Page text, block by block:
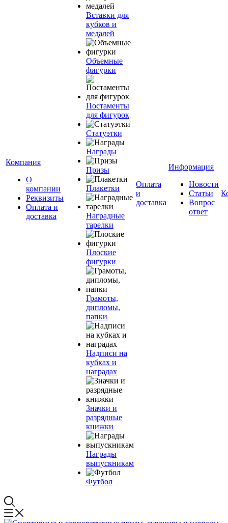
Компания
О
компании
Реквизиты
Оплата и
доставка
Вставки для
кубков и
медалей
Объемные
фигурки
Постаменты
для фигурок
Статуэтки
Награды
Призы
Плакетки
Наградные
тарелки
Плоские
фигурки
Грамоты,
дипломы,
папки
Надписи на
кубках и
наградах
Значки и
разрядные
книжки
Награды
выпускникам
Футбол
Оплата
и
доставка
Информация
Новости
Статьи
Вопрос
ответ